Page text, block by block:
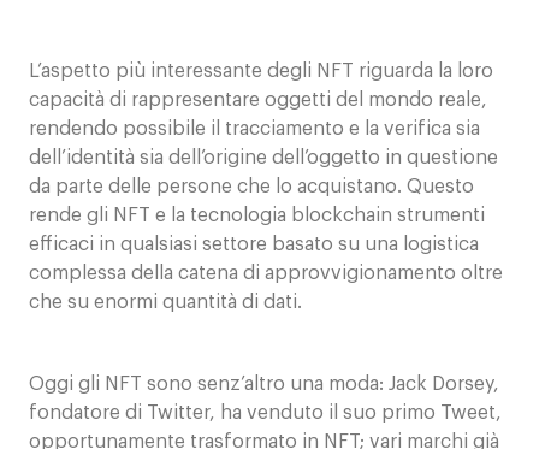
L’aspetto più interessante degli NFT riguarda la loro
capacità di rappresentare oggetti del mondo reale,
rendendo possibile il tracciamento e la verifica sia
dell’identità sia dell’origine dell’oggetto in questione
da parte delle persone che lo acquistano. Questo
rende gli NFT e la tecnologia blockchain strumenti
efficaci in qualsiasi settore basato su una logistica
complessa della catena di approvvigionamento oltre
che su enormi quantità di dati.
Oggi gli NFT sono senz’altro una moda: Jack Dorsey,
fondatore di Twitter, ha venduto il suo primo Tweet,
opportunamente trasformato in NFT; vari marchi già